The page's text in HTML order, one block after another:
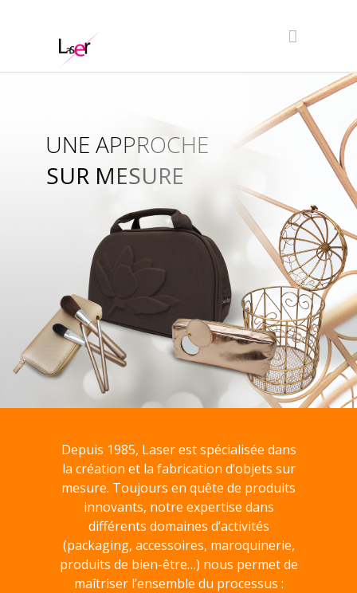
SUR MESURE
UNE APPROCHE
Depuis 1985, Laser est spécialisée dans
la création et la fabrication d’objets sur
mesure. Toujours en quête de produits
innovants, notre expertise dans
différents domaines d’activités
(packaging, accessoires, maroquinerie,
produits de bien-être…) nous permet de
maîtriser l’ensemble du processus :